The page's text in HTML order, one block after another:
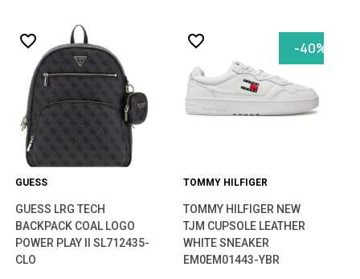
GUESS
GUESS LRG TECH
BACKPACK COAL LOGO
POWER PLAY II SL712435-
CLO
favorite_border
TOMMY HILFIGER
TOMMY HILFIGER NEW
TJM CUPSOLE LEATHER
WHITE SNEAKER
EM0EM01443-YBR
-40%
favorite_border